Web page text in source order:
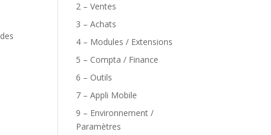
2 – Ventes
3 – Achats
4 – Modules / Extensions
5 – Compta / Finance
6 – Outils
7 – Appli Mobile
9 – Environnement /
Paramètres